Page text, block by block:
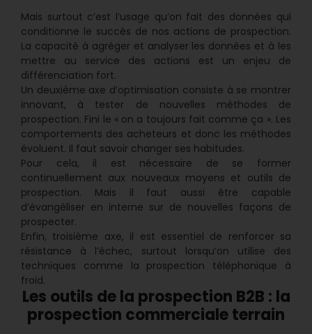
Mais surtout c’est l’usage qu’on fait des données qui
conditionne le succès de nos actions de prospection.
La capacité à agréger et analyser les données et à les
mettre au service des actions est un enjeu de
différenciation fort.
Un deuxième axe d’optimisation consiste à se montrer
innovant, à tester de nouvelles méthodes de
prospection. Fini le « on a toujours fait comme ça ». Les
comportements des acheteurs et donc les méthodes
évoluent. Il faut savoir changer ses habitudes.
Pour cela, il est nécessaire de se former
continuellement aux nouveaux moyens et outils de
prospection. Mais il faut aussi être capable
d’évangéliser en interne sur de nouvelles façons de
prospecter.
Enfin, troisième axe, il est essentiel de renforcer sa
résistance à l’échec, surtout lorsqu’on utilise des
techniques comme la prospection téléphonique à
froid.
Les outils de la prospection B2B : la
prospection commerciale terrain